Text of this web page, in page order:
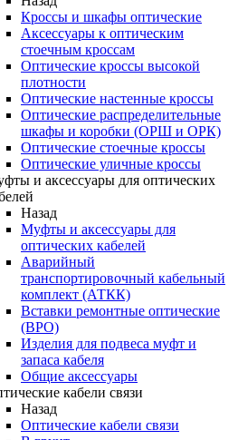
Кроссы и шкафы оптические
Аксессуары к оптическим
стоечным кроссам
Оптические кроссы высокой
плотности
Оптические настенные кроссы
Оптические распределительные
шкафы и коробки (ОРШ и ОРК)
Оптические стоечные кроссы
Оптические уличные кроссы
и аксессуары для оптических
Назад
Муфты и аксессуары для
оптических кабелей
Аварийный
транспортировочный кабельный
комплект (АТКК)
Вставки ремонтные оптические
(ВРО)
Изделия для подвеса муфт и
запаса кабеля
Общие аксессуары
кабели связи
Назад
Оптические кабели связи